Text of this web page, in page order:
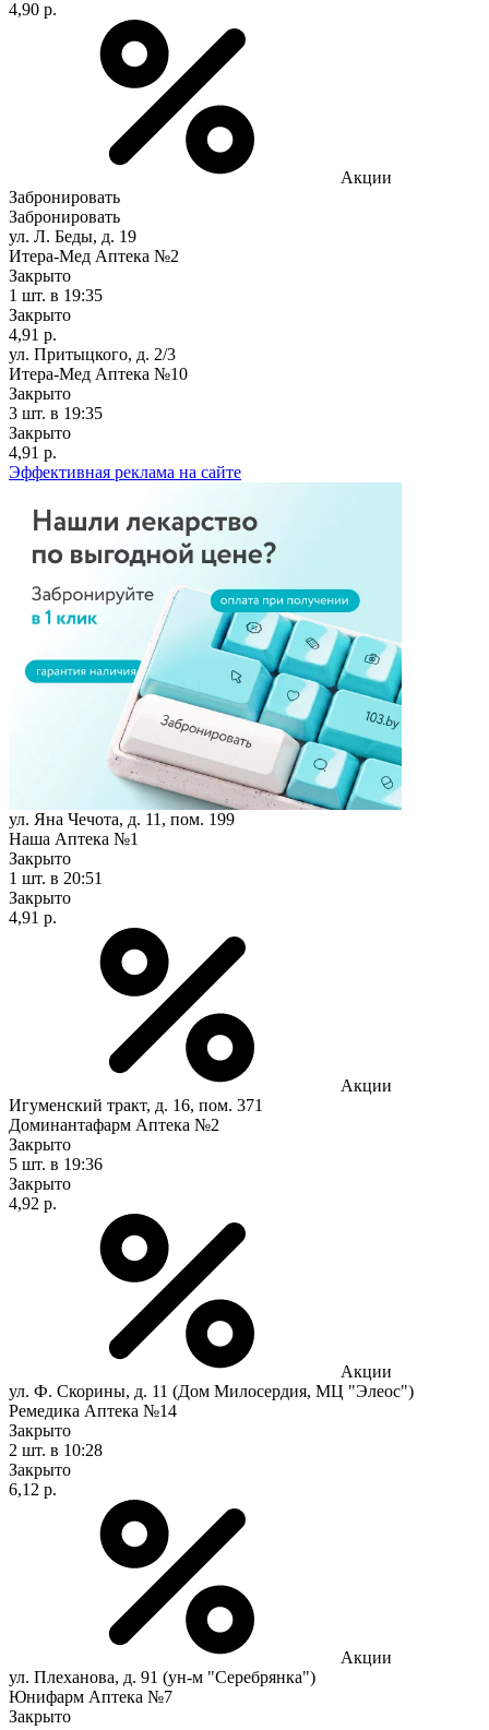
4,90 р.
Акции
Забронировать
Забронировать
ул. Л. Беды, д. 19
Итера-Мед Аптека №2
Закрыто
1 шт. в 19:35
Закрыто
4,91 р.
ул. Притыцкого, д. 2/3
Итера-Мед Аптека №10
Закрыто
3 шт. в 19:35
Закрыто
4,91 р.
Эффективная реклама на сайте
ул. Яна Чечота, д. 11, пом. 199
Наша Аптека №1
Закрыто
1 шт. в 20:51
Закрыто
4,91 р.
Акции
Игуменский тракт, д. 16, пом. 371
Доминантафарм Аптека №2
Закрыто
5 шт. в 19:36
Закрыто
4,92 р.
Акции
ул. Ф. Скорины, д. 11 (Дом Милосердия, МЦ "Элеос")
Ремедика Аптека №14
Закрыто
2 шт. в 10:28
Закрыто
6,12 р.
Акции
ул. Плеханова, д. 91 (ун-м "Серебрянка")
Юнифарм Аптека №7
Закрыто